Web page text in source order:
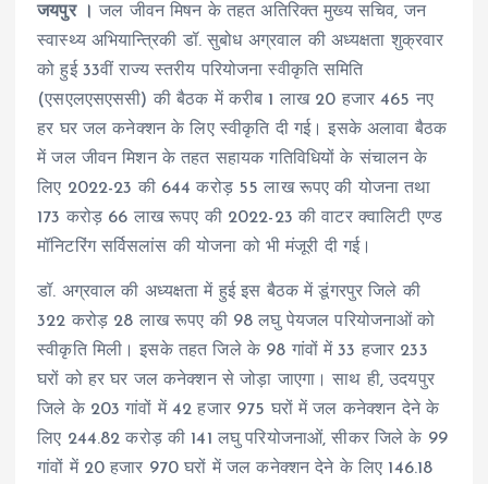
जयपुर ।जल जीवन मिषन के तहत अतिरिक्त मुख्य सचिव, जन
स्वास्थ्य अभियान्त्रिकी डॉ. सुबोध अग्रवाल की अध्यक्षता शुक्रवार
को हुई 33वीं राज्य स्तरीय परियोजना स्वीकृति समिति
(एसएलएसएससी) की बैठक में करीब 1 लाख 20 हजार 465 नए
हर घर जल कनेक्शन के लिए स्वीकृति दी गई। इसके अलावा बैठक
में जल जीवन मिशन के तहत सहायक गतिविधियों के संचालन के
लिए 2022-23 की 644 करोड़ 55 लाख रूपए की योजना तथा
173 करोड़ 66 लाख रूपए की 2022-23 की वाटर क्वालिटी एण्ड
मॉनिटरिंग सर्विसलांस की योजना को भी मंजूरी दी गई।
डॉ. अग्रवाल की अध्यक्षता में हुई इस बैठक में डूंगरपुर जिले की
322 करोड़ 28 लाख रूपए की 98 लघु पेयजल परियोजनाओं को
स्वीकृति मिली। इसके तहत जिले के 98 गांवों में 33 हजार 233
घरों को हर घर जल कनेक्शन से जोड़ा जाएगा। साथ ही, उदयपुर
जिले के 203 गांवों में 42 हजार 975 घरों में जल कनेक्शन देने के
लिए 244.82 करोड़ की 141 लघु परियोजनाओं, सीकर जिले के 99
गांवों में 20 हजार 970 घरों में जल कनेक्शन देने के लिए 146.18